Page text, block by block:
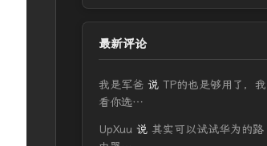
最新评论
我是军爸 说 TP的也是够用了，我
看你选…
UpXuu 说 其实可以试试华为的路